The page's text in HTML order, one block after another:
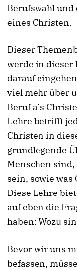
Berufswahl und
eines Christen.
Dieser
werde in dieser
darauf
viel mehr über
Beruf als
Lehre betrifft
Christen in
grundlegende
Menschen sind,
sein, sowie was
Diese Lehre
auf eben die
haben: Wozu
Bevor wir uns
befassen,